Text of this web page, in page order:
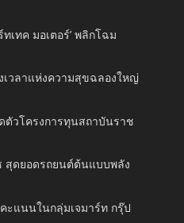
เทค มอเตอร์’ พลิกโฉม
งเวลาแห่งความสุขฉลองใหญ่
ตัวโครงการทุนสถาบันราช
สุดยอดรถยนต์ต้นแบบพลัง
ะแนนในกลุ่มเจมาร์ท กรุ๊ป